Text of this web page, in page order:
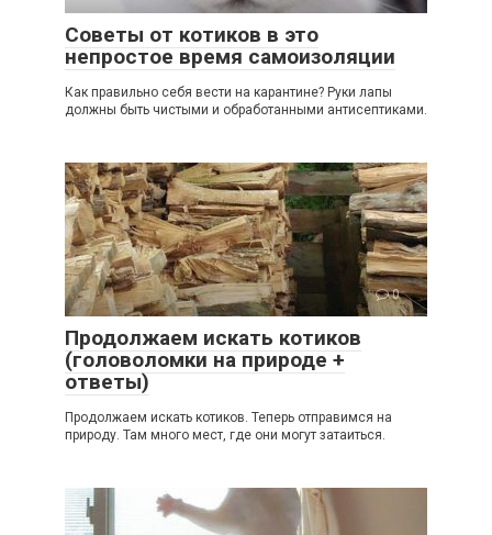
Советы от котиков в это
непростое время самоизоляции
Как правильно себя вести на карантине? Руки лапы
должны быть чистыми и обработанными антисептиками.
0
Продолжаем искать котиков
(головоломки на природе +
ответы)
Продолжаем искать котиков. Теперь отправимся на
природу. Там много мест, где они могут затаиться.